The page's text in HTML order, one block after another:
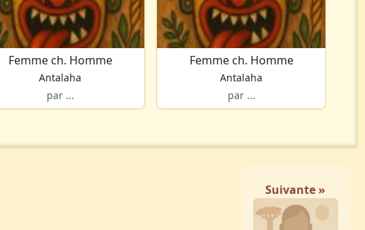
Femme ch. Homme
Antalaha
par ...
Femme ch. Homme
Antalaha
par ...
Suivante »